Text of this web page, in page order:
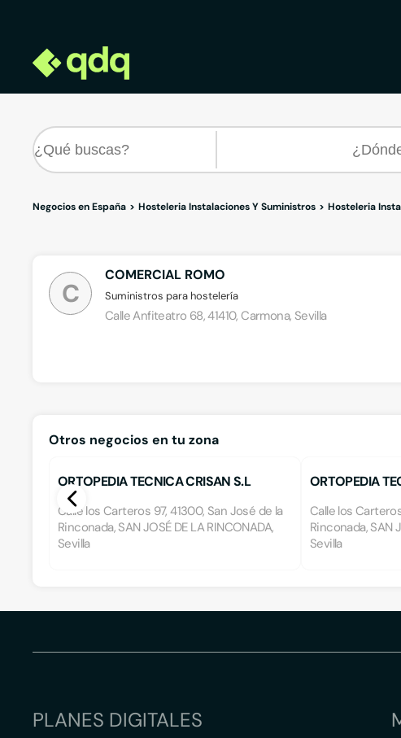
Negocios en España Hosteleria Instalaciones Y Suministros Hosteleria
C
COMERCIAL ROMO
Suministros para hostelería
Calle Anfiteatro 68, 41410, Carmona, Sevilla
Otros negocios en tu zona
ORTOPEDIA TECNICA CRISAN S.L
Calle los Carteros 97, 41300, San José de la
Rinconada, SAN JOSÉ DE LA RINCONADA,
Sevilla
ORTOPEDIA
Calle los
Rinconada, SAN
Sevilla
PLANES DIGITALES